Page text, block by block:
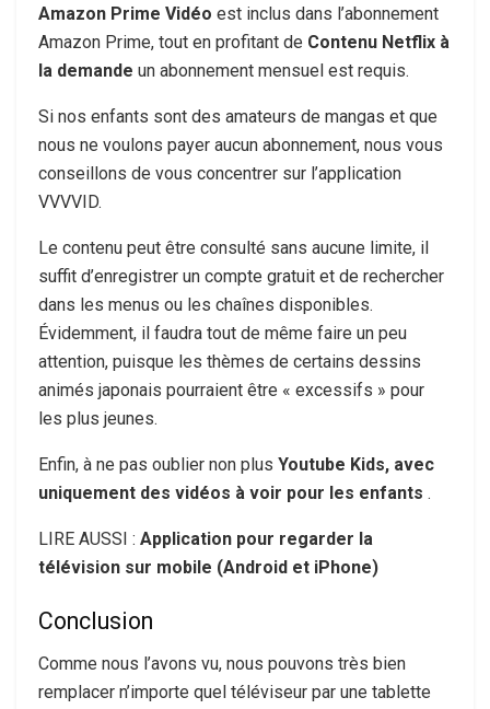
Amazon Prime Vidéo est inclus dans l’abonnement
Amazon Prime, tout en profitant de Contenu Netflix à
la demande un abonnement mensuel est requis.
Si nos enfants sont des amateurs de mangas et que
nous ne voulons payer aucun abonnement, nous vous
conseillons de vous concentrer sur l’application
VVVVID.
Le contenu peut être consulté sans aucune limite, il
suffit d’enregistrer un compte gratuit et de rechercher
dans les menus ou les chaînes disponibles.
Évidemment, il faudra tout de même faire un peu
attention, puisque les thèmes de certains dessins
animés japonais pourraient être « excessifs » pour
les plus jeunes.
Enfin, à ne pas oublier non plus Youtube Kids, avec
uniquement des vidéos à voir pour les enfants .
LIRE AUSSI : Application pour regarder la
télévision sur mobile (Android et iPhone)
Conclusion
Comme nous l’avons vu, nous pouvons très bien
remplacer n’importe quel téléviseur par une tablette